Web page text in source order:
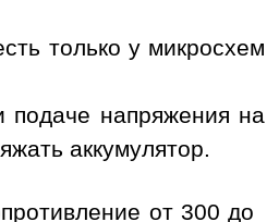
только у микросхем
подаче напряжения на
аккумулятор.
от 300 до